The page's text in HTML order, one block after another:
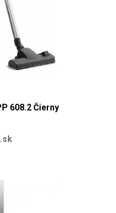
608.2 Čierny